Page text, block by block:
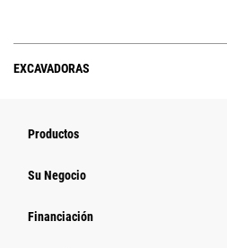
EXCAVADORAS
Productos
Su Negocio
Financiación